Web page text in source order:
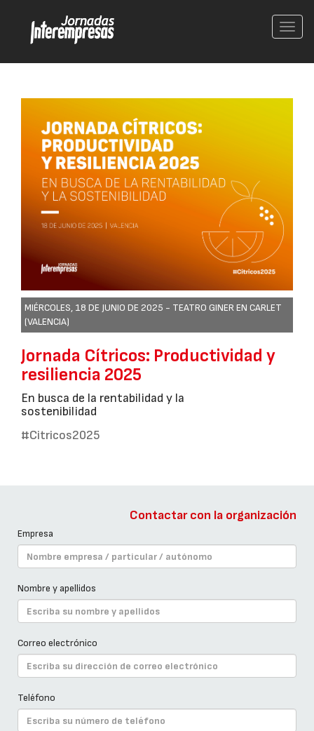
MIÉRCOLES, 18 DE JUNIO DE 2025 - TEATRO GINER EN CARLET
(VALENCIA)
Jornada Cítricos: Productividad y
resiliencia 2025
En busca de la rentabilidad y la
sostenibilidad
#Citricos2025
Contactar con la organización
Empresa
Nombre y apellidos
Correo electrónico
Teléfono